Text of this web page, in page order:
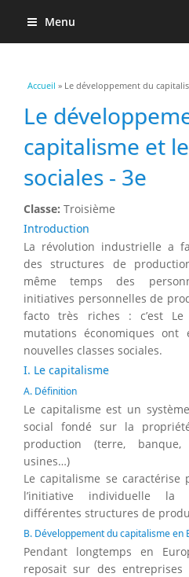
Menu
Vous êtes ici
Accueil » Le développement du
Le
capitalisme et
sociales - 3e
Classe: Troisième
Introduction
La révolution industrielle a
des structures de
même temps des
initiatives personnelles de
facto très riches : c’est Le
mutations économiques ont
nouvelles classes sociales.
I. Le capitalisme
A. Définition
Le capitalisme est un
social fondé sur la
production (terre,
usines…)
Le capitalisme se
l’initiative individuelle la
différentes structures de
B. Développement du capitalisme en
Pendant longtemps en
reposait sur des